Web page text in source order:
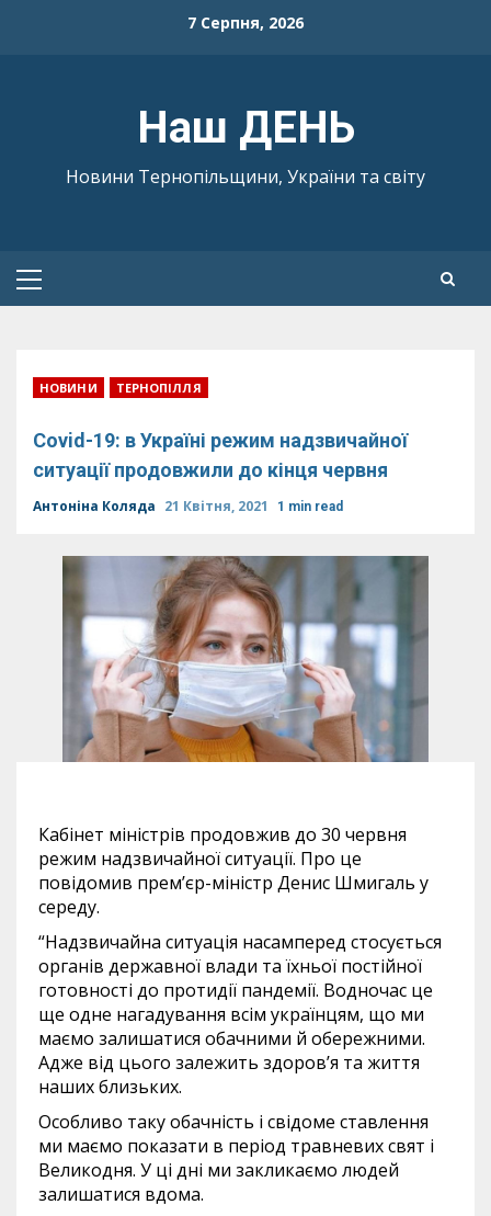
7 Серпня, 2026
Наш ДЕНЬ
Новини Тернопільщини, України та світу
Primary
НОВИНИ ТЕРНОПІЛЛЯ
Covid-19: в Україні режим надзвичайної
ситуації продовжили до кінця червня
Антоніна Коляда 21 Квітня, 2021 1 min read
Кабінет міністрів продовжив до 30 червня
режим надзвичайної ситуації. Про це
повідомив прем’єр-міністр Денис Шмигаль у
середу.
“Надзвичайна ситуація насамперед стосується
органів державної влади та їхньої постійної
готовності до протидії пандемії. Водночас це
ще одне нагадування всім українцям, що ми
маємо залишатися обачними й обережними.
Адже від цього залежить здоров’я та життя
наших близьких.
Особливо таку обачність і свідоме ставлення
ми маємо показати в період травневих свят і
Великодня. У ці дні ми закликаємо людей
залишатися вдома.